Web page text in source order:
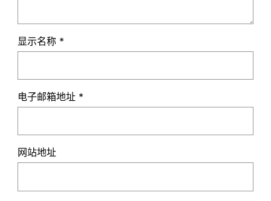
显示名称 *
电子邮箱地址 *
网站地址